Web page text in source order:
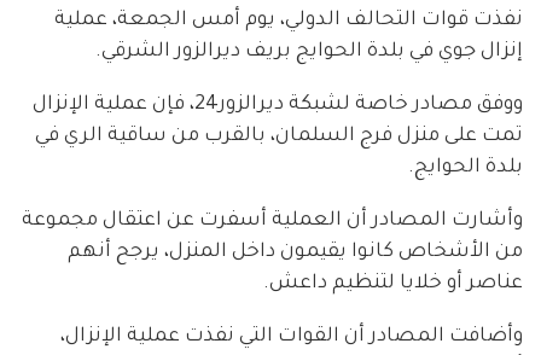
نفذت قوات التحالف الدولي، يوم أمس الجمعة، عملية
إنزال جوي في بلدة الحوايج بريف ديرالزور الشرقي.
ووفق مصادر خاصة لشبكة ديرالزور24، فإن عملية الإنزال
تمت على منزل فرج السلمان، بالقرب من ساقية الري في
بلدة الحوايج.
وأشارت المصادر أن العملية أسفرت عن اعتقال مجموعة
من الأشخاص كانوا يقيمون داخل المنزل، يرجح أنهم
عناصر أو خلايا لتنظيم داعش.
وأضافت المصادر أن القوات التي نفذت عملية الإنزال،